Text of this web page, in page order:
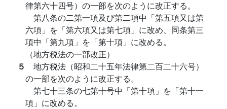
律第六十四号）の一部を次のように改正する。
第八条の二第一項及び第二項中「第五項又は第
六項」を「第六項又は第七項」に改め、同条第三
項中「第九項」を「第十項」に改める。
（地方税法の一部改正）
５ 地方税法（昭和二十五年法律第二百二十六号）
の一部を次のように改正する。
第七十三条の七第十号中「第十項」を「第十一
項」に改める。